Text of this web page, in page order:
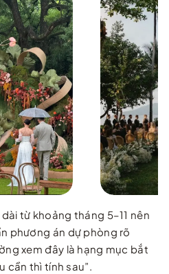
từ khoảng tháng 5–11 nên
phương án dự phòng rõ
xem đây là hạng mục bắt
cần thì tính sau”.